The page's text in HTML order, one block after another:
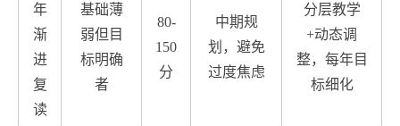
年
渐
进
复
读
基础薄
弱但目
标明确
者
80-
150
分
中期规
划，避免
过度焦虑
分层教学
+动态调
整，每年目
标细化